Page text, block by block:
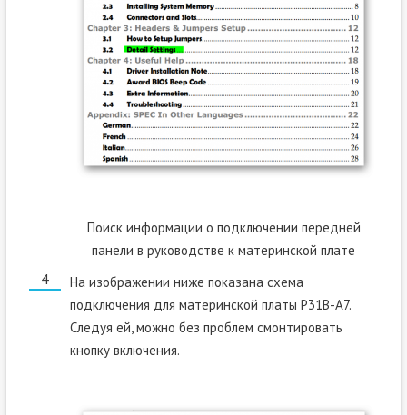
Поиск информации о подключении передней
панели в руководстве к материнской плате
На изображении ниже показана схема
подключения для материнской платы P31B-A7.
Следуя ей, можно без проблем смонтировать
кнопку включения.